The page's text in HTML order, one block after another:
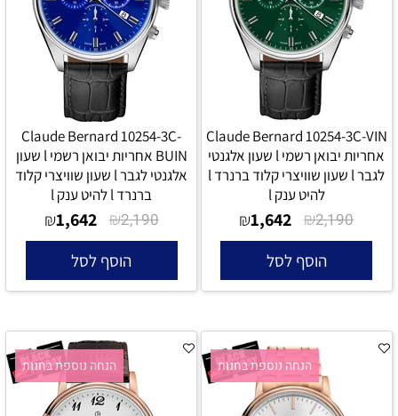
Claude Bernard 10254-3C-VIN
אחריות יבואן רשמי l שעון אלגנטי
לגבר l שעון שוויצרי קלוד ברנרד l
להיט ענק l
₪2,190
₪1,642
הוסף לסל
Claude Bernard 10254-3C-
BUIN אחריות יבואן רשמי l שעון
אלגנטי לגבר l שעון שוויצרי קלוד
ברנרד l להיט ענק l
₪2,190
₪1,642
הוסף לסל
הנחה נוספת בחנות הנחה נוספת בחנות